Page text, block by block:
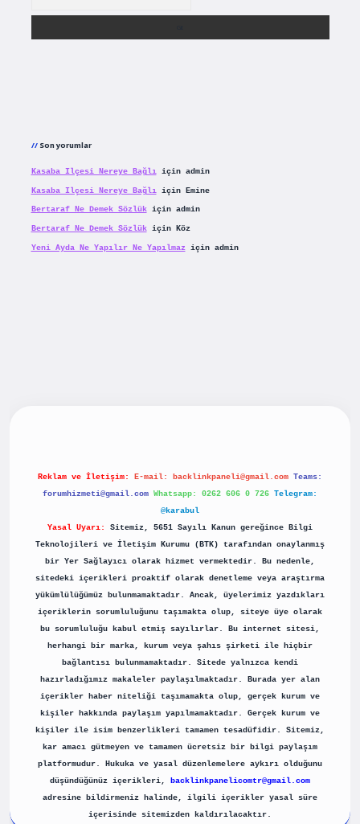
Son yorumlar
Kasaba Ilçesi Nereye Bağlıiçin admin
Kasaba Ilçesi Nereye Bağlıiçin Emine
Bertaraf Ne Demek Sözlükiçin admin
Bertaraf Ne Demek Sözlükiçin Köz
Yeni Ayda Ne Yapılır Ne Yapılmaziçin admin
Reklam ve İletişim: E-mail: backlinkpaneli@gmail.com Teams:
forumhizmeti@gmail.com Whatsapp: 0262 606 0 726 Telegram:
@karabul
Yasal Uyarı:
Sitemiz, 5651 Sayılı Kanun gereğince Bilgi
Teknolojileri ve İletişim Kurumu (BTK) tarafından onaylanmış
bir Yer Sağlayıcı olarak hizmet vermektedir. Bu nedenle,
sitedeki içerikleri proaktif olarak denetleme veya araştırma
yükümlülüğümüz bulunmamaktadır. Ancak, üyelerimiz yazdıkları
içeriklerin sorumluluğunu taşımakta olup, siteye üye olarak
bu sorumluluğu kabul etmiş sayılırlar. Bu internet sitesi,
herhangi bir marka, kurum veya şahıs şirketi ile hiçbir
bağlantısı bulunmamaktadır. Sitede yalnızca kendi
hazırladığımız makaleler paylaşılmaktadır. Burada yer alan
içerikler haber niteliği taşımamakta olup, gerçek kurum ve
kişiler hakkında paylaşım yapılmamaktadır. Gerçek kurum ve
kişiler ile isim benzerlikleri tamamen tesadüfidir. Sitemiz,
kar amacı gütmeyen ve tamamen ücretsiz bir bilgi paylaşım
platformudur. Hukuka ve yasal düzenlemelere aykırı olduğunu
düşündüğünüz içerikleri,
backlinkpanelicomtr@gmail.com
adresine bildirmeniz halinde, ilgili içerikler yasal süre
içerisinde sitemizden kaldırılacaktır.